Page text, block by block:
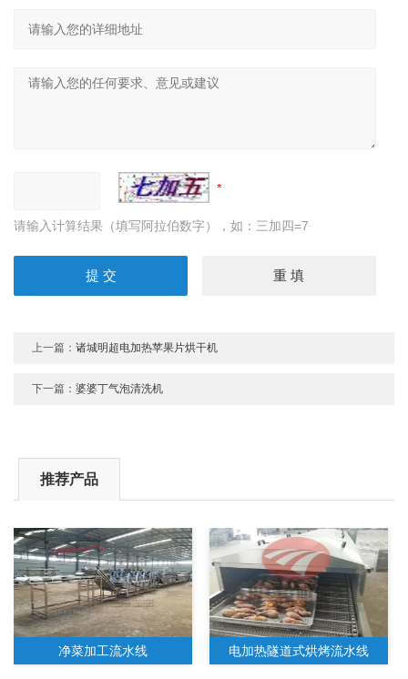
请输入计算结果（填写阿拉伯数字），如：三加四=7
上一篇：诸城明超电加热苹果片烘干机
下一篇：婆婆丁气泡清洗机
推荐产品
净菜加工流水线 电加热隧道式烘烤流水线